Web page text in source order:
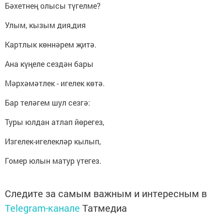
Бәхетнең олысы түгелме?
Улым, кызым дия,дия
Картлык көннәрем җитә.
Ана күңеле сездән бары
Мәрхәмәтлек - игелек көтә.
Бар теләгем шул сезгә:
Туры юлдан атлап йөрегез,
Изгелек-игелекләр кылып,
Гомер юлын матур үтегез.
Следите за самым важным и интересным в
Telegram-канале Татмедиа